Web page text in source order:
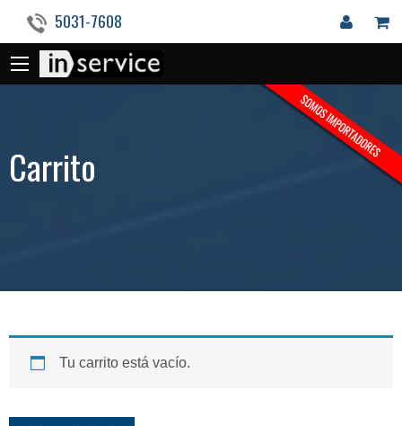
5031-7608
Carrito
Tu carrito está vacío.